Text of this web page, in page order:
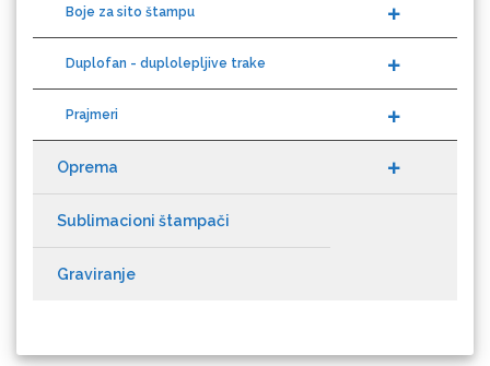
Loklik
Microtec
Boje za sito štampu
Duplofan - duplolepljive trake
Prajmeri
Oprema
Sublimacioni štampači
Graviranje